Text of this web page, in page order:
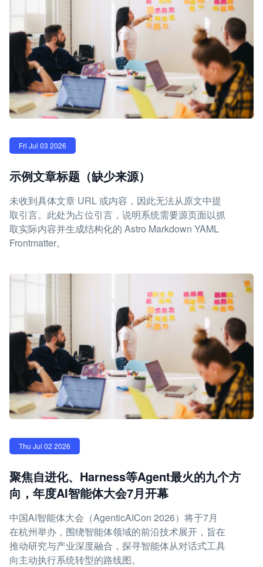
Fri Jul 03 2026
示例文章标题（缺少来源）
未收到具体文章 URL 或内容，因此无法从原文中提
取引言。此处为占位引言，说明系统需要源页面以抓
取实际内容并生成结构化的 Astro Markdown YAML
Frontmatter。
Thu Jul 02 2026
聚焦自进化、Harness等Agent最火的九个方
向，年度AI智能体大会7月开幕
中国AI智能体大会（AgenticAICon 2026）将于7月
在杭州举办，围绕智能体领域的前沿技术展开，旨在
推动研究与产业深度融合，探寻智能体从对话式工具
向主动执行系统转型的路线图。